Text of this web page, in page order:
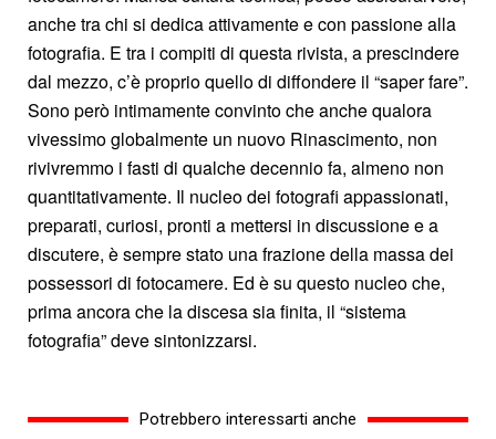
anche tra chi si dedica attivamente e con passione alla
fotografia. E tra i compiti di questa rivista, a prescindere
dal mezzo, c’è proprio quello di diffondere il “saper fare”.
Sono però intimamente convinto che anche qualora
vivessimo globalmente un nuovo Rinascimento, non
rivivremmo i fasti di qualche decennio fa, almeno non
quantitativamente. Il nucleo dei fotografi appassionati,
preparati, curiosi, pronti a mettersi in discussione e a
discutere, è sempre stato una frazione della massa dei
possessori di fotocamere. Ed è su questo nucleo che,
prima ancora che la discesa sia finita, il “sistema
fotografia” deve sintonizzarsi.
Potrebbero interessarti anche